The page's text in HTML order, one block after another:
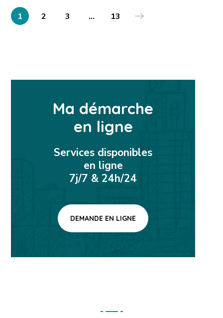
1 2 3 … 13
Ma démarche
en ligne
Services disponibles
en ligne
7j/7 & 24h/24
DEMANDE EN LIGNE